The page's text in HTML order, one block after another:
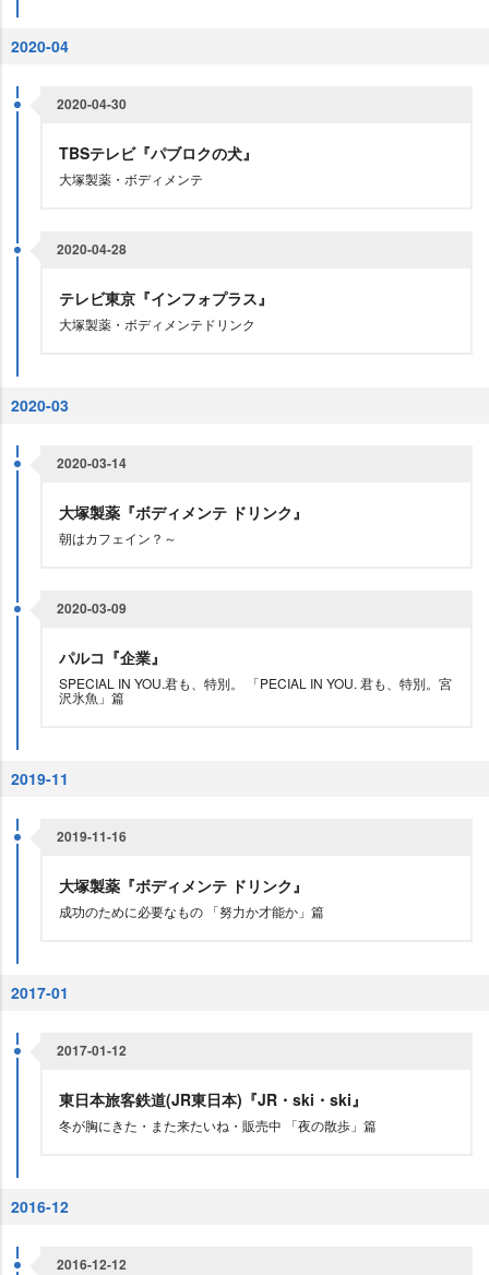
2020-04
2020-04-30
TBSテレビ『パブロクの犬』
大塚製薬・ボディメンテ
2020-04-28
テレビ東京『インフォプラス』
大塚製薬・ボディメンテドリンク
2020-03
2020-03-14
大塚製薬『ボディメンテ ドリンク』
朝はカフェイン？～
2020-03-09
パルコ『企業』
SPECIAL IN YOU.君も、特別。 「PECIAL IN YOU. 君も、特別。宮
沢氷魚」篇
2019-11
2019-11-16
大塚製薬『ボディメンテ ドリンク』
成功のために必要なもの 「努力か才能か」篇
2017-01
2017-01-12
東日本旅客鉄道(JR東日本)『JR・ski・ski』
冬が胸にきた・また来たいね・販売中 「夜の散歩」篇
2016-12
2016-12-12